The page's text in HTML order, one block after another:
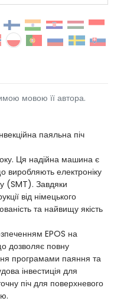
мовою її автора.
паяльна піч
Ця надійна машина є
виробляють електроніку
(SMT). Завдяки
від німецького
та найвищу якість
EPOS на
дозволяє повну
програмами паяння та
інвестиція для
піч для поверхневого